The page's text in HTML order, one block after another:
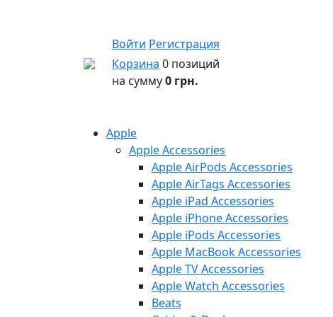
Войти Регистрация
Корзина 0 позиций
на сумму0 грн.
Apple
Apple Accessories
Apple AirPods Accessories
Apple AirTags Accessories
Apple iPad Accessories
Apple iPhone Accessories
Apple iPods Accessories
Apple MacBook Accessories
Apple TV Accessories
Apple Watch Accessories
Beats